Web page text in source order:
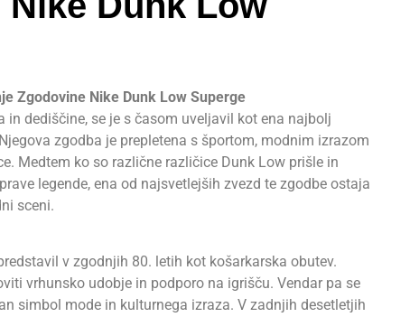
Zgodovine Nike Dunk Low Superge
in dediščine, se je s časom uveljavil kot ena najbolj
zgodba je prepletena s športom, modnim izrazom
Medtem ko so različne različice Dunk Low prišle in
legende, ena od najsvetlejših zvezd te zgodbe ostaja
sceni.
v zgodnjih 80. letih kot košarkarska obutev.
vrhunsko udobje in podporo na igrišču. Vendar pa se
simbol mode in kulturnega izraza. V zadnjih desetletjih